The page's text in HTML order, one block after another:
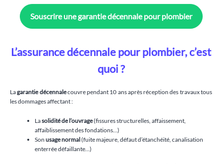
Souscrire une garantie décennale pour plombier
L’assurance décennale pour plombier, c’est
quoi ?
Lagarantie décennalecouvre pendant 10 ans après réception des travaux tous
les dommages affectant :
Lasolidité de l’ouvrage(fissures structurelles, affaissement,
affaiblissement des fondations…)
Son usage normal(fuite majeure, défaut d’étanchéité, canalisation
enterrée défaillante…)